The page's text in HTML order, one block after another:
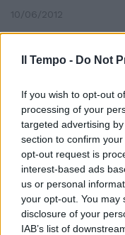
Il Tempo - Do Not
If you wish to opt-out
processing of your
targeted advertising
section to confirm
opt-out request is
interest-based ads
us or personal
your opt-out. You may
disclosure of your
IAB’s list of
10/06/2012
soltanto sul web
03/06/2012
Verdone dirige
Rossini in onda
13/05/2012